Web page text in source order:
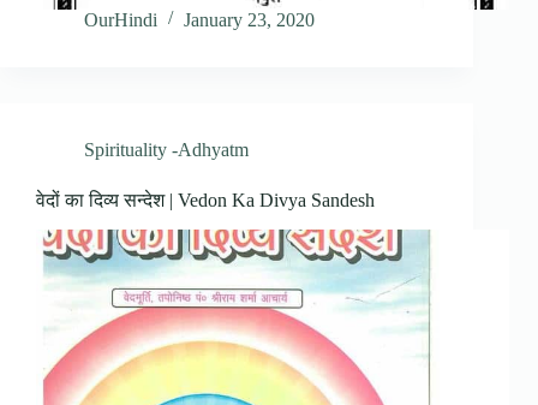
OurHindi January 23, 2020
Spirituality -Adhyatm
वेदों का दिव्य सन्देश | Vedon Ka Divya Sandesh